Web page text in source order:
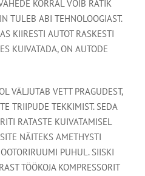
KORRAL VÕIB RÄTIK
TULEB ABI TEHNOLOOGIAST.
KIIRESTI AUTOT RASKESTI
KUIVATADA, ON AUTODE
VÄLJUTAB VETT PRAGUDEST,
TRIIPUDE TEKKIMIST. SEDA
RATASTE KUIVATAMISEL
NÄITEKS AMETHYSTI
PUHUL. SIISKI
TÖÖKOJA KOMPRESSORIT